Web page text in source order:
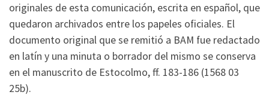
originales de esta comunicación, escrita en español, que
quedaron archivados entre los papeles oficiales. El
documento original que se remitió a BAM fue redactado
en latín y una minuta o borrador del mismo se conserva
en el manuscrito de Estocolmo, ff. 183-186 (1568 03
25b).